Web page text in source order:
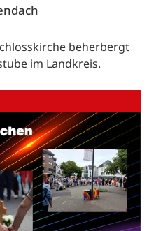
beherbergt
im Landkreis.